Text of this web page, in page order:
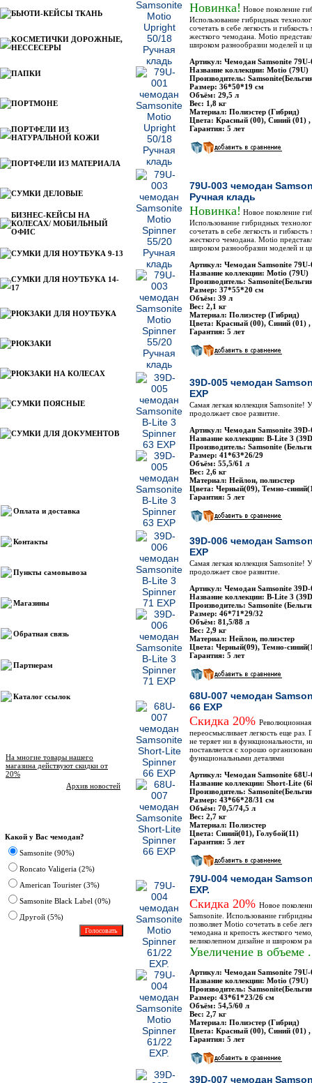
БЬЮТИ-КЕЙСЫ ТКАНЬ
КОСМЕТИЧКИ ДОРОЖНЫЕ,
НЕССЕСЕРЫ
ПАПКИ
ПОРТМОНЕ
ПОРТФЕЛИ ИЗ
НАТУРАЛЬНОЙ КОЖИ
ПОРТФЕЛИ ИЗ МАТЕРИАЛА
СУМКИ ДЕЛОВЫЕ
БИЗНЕС-КЕЙСЫ НА
КОЛЕСАХ/ МОБИЛЬНЫЙ
ОФИС
СУМКИ ДЛЯ НОУТБУКА 9-13
СУМКИ ДЛЯ НОУТБУКА 14-
17
РЮКЗАКИ ДЛЯ НОУТБУКА
РЮКЗАКИ
РЮКЗАКИ НА КОЛЕСАХ
СУМКИ ПОЯСНЫЕ
СУМКИ ДЛЯ ДОКУМЕНТОВ
Оплата и доставка
Контакты
Пункты самовывоза
Магазины
Обратная связь
Партнерам
Каталог ссылок
На многие товары нашего
магазина действуют скидки от
20%
Архив новостей
Какой у Вас чемодан?
Samsonite (90%)
Roncato Valigeria (2%)
American Tourister (3%)
Samsonite Black Label (0%)
Другoй (5%)
Новинка! Новое поколение
Использование гибридных
сочетать в себе легкость и
жесткого чемодана. Motio
широком разнообразии моделей и
Артикул: Чемодан Samsonite 79U-
Название коллекции: Motio (79U)
Производитель:
Размер: 36*50*19 см
Объём: 29,5 л
Вес: 1,8 кг
Материал: Полиэстер (Гибрид)
Цвета: Красный (00), Синий (01)
Гарантия: 5 лет
79U-003 чемодан
Ручная кладь
Новинка! Новое поколение
Использование гибридных
сочетать в себе легкость и
жесткого чемодана. Motio
широком разнообразии моделей и
Артикул: Чемодан Samsonite 79U-
Название коллекции: Motio (79U)
Производитель:
Размер: 37*55*20 см
Объём: 39 л
Вес: 2,1 кг
Материал: Полиэстер (Гибрид)
Цвета: Красный (00), Синий (01)
Гарантия: 5 лет
39D-005 чемодан
EXP
Самая легкая коллекция Samsonite!
продолжает свое развитие.
Артикул: Чемодан Samsonite 39D-
Название коллекции: B-Lite 3
Производитель: Samsonite
Размер: 41*63*26/29
Объём: 55,5/61 л
Вес: 2,6 кг
Материал: Нейлон, полиэстер
Цвета: Черный(09), Темно-
Гарантия: 5 лет
39D-006 чемодан
EXP
Самая легкая коллекция Samsonite!
продолжает свое развитие.
Артикул: Чемодан Samsonite 39D-
Название коллекции: B-Lite 3
Производитель: Samsonite
Размер: 46*71*29/32
Объём: 81,5/88 л
Вес: 2,9 кг
Материал: Нейлон, полиэстер
Цвета: Черный(09), Темно-
Гарантия: 5 лет
68U-007 чемодан
66 EXP
Скидка 20%
переосмысливает легкость еще
не теряет ни в функциональности,
поставляется с хорошо
функциональными деталями
Артикул: Чемодан Samsonite 68U-
Название коллекции: Short-Lite
Производитель:
Размер: 43*66*28/31 см
Объём: 70,5/74,5 л
Вес: 2,7 кг
Материал: Полиэстер
Цвета: Синий(01), Голубой(11)
Гарантия: 5 лет
79U-004 чемодан
EXP.
Скидка 20% Новое
Samsonite. Использование
позволяет Motio сочетать в себе
чемодана и крепость жесткого
великолепном дизайне и широком
Увеличение в объеме .
Артикул: Чемодан Samsonite 79U-
Название коллекции: Motio (79U)
Производитель:
Размер: 43*61*23/26 см
Объём: 54,5/60 л
Вес: 2,7 кг
Материал: Полиэстер (Гибрид)
Цвета: Красный (00), Синий (01)
Гарантия: 5 лет
39D-007 чемодан